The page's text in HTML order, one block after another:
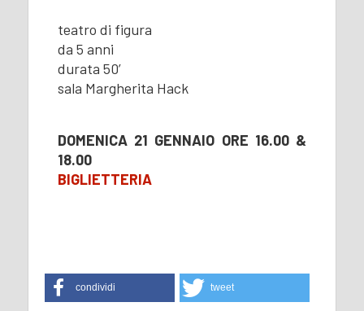
teatro di figura
da 5 anni
durata 50’
sala Margherita Hack
DOMENICA 21 GENNAIO ORE 16.00 &
18.00
BIGLIETTERIA
condividi tweet